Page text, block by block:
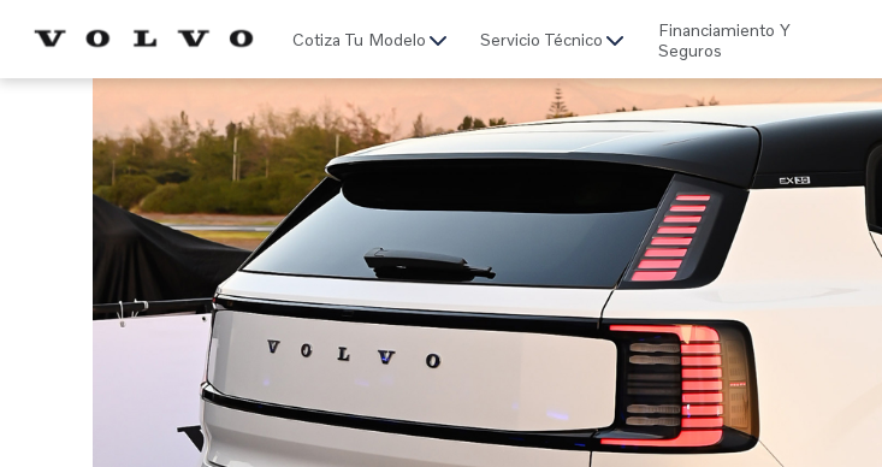
Cotiza Tu Modelo Servicio Técnico
Financiamiento Y
Seguros